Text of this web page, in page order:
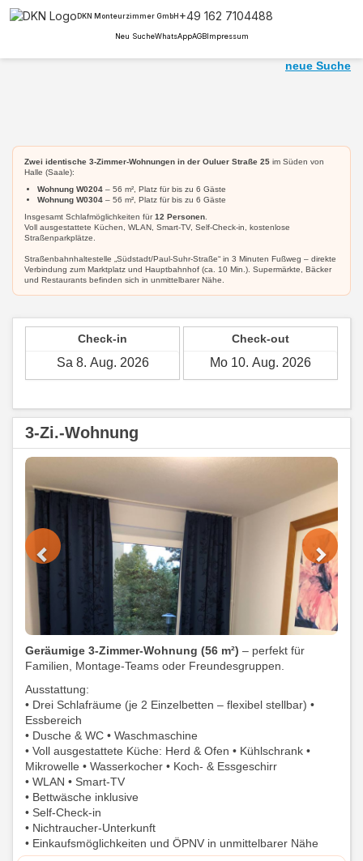
DKN Monteurzimmer GmbH +49 162 7104488
Neu SucheWhatsAppAGBImpressum
neue Suche
Zwei identische 3-Zimmer-Wohnungen in der Ouluer Straße 25 im Süden von
Halle (Saale):
Wohnung W0204 – 56 m², Platz für bis zu 6 Gäste
Wohnung W0304 – 56 m², Platz für bis zu 6 Gäste
Insgesamt Schlafmöglichkeiten für12 Personen
Voll ausgestattete Küchen, WLAN, Smart-TV, Self-Check-in, kostenlose
Straßenparkplätze.
Straßenbahnhaltestelle „Südstadt/Paul-Suhr-Straße“ in 3 Minuten Fußweg – direkte
Verbindung zum Marktplatz und Hauptbahnhof (ca. 10 Min.). Supermärkte, Bäcker
und Restaurants befinden sich in unmittelbarer Nähe.
Check-in Check-out
3-Zi.-Wohnung
Previous Next
Geräumige 3-Zimmer-Wohnung (56 m²) – perfekt für
Familien, Montage-Teams oder Freundesgruppen.
Ausstattung:
• Drei Schlafräume (je 2 Einzelbetten – flexibel stellbar) •
Essbereich
• Dusche & WC • Waschmaschine
• Voll ausgestattete Küche: Herd & Ofen • Kühlschrank •
Mikrowelle • Wasserkocher • Koch- & Essgeschirr
• WLAN • Smart-TV
• Bettwäsche inklusive
• Self-Check-in
• Nichtraucher-Unterkunft
• Einkaufsmöglichkeiten und ÖPNV in unmittelbarer Nähe